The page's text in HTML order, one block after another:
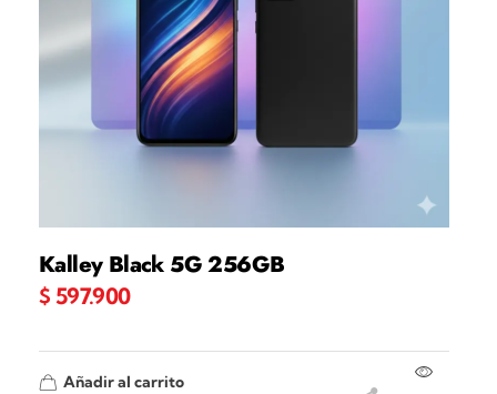
Kalley Black 5G 256GB
$ 597.900
Añadir al carrito